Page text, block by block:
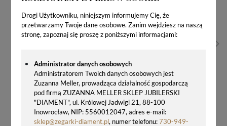
Drogi Użytkowniku, niniejszym informujemy Cię, że
przetwarzamy Twoje dane osobowe. Zanim wejdziesz na naszą
stronę, zapoznaj się proszę z poniższymi informacjami:
Administrator danych osobowych
Administratorem Twoich danych osobowych jest
Zuzanna Meller, prowadząca działalność gospodarczą
pod firmą ZUZANNA MELLER SKLEP JUBILERSKI
"DIAMENT", ul. Królowej Jadwigi 21, 88-100
Inowrocław, NIP: 5560012047, adres e-mail:
sklep@zegarki-diament.pl, numer telefonu:730-949-